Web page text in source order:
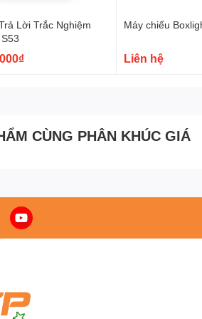
Lời Trắc Nghiệm
Máy chiếu
Liên hệ
CÙNG PHÂN KHÚC GIÁ